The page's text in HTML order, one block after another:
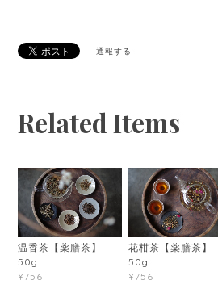
通報する
Related Items
温香茶【薬膳茶】
50g
¥756
花柑茶【薬膳茶】
50g
¥756